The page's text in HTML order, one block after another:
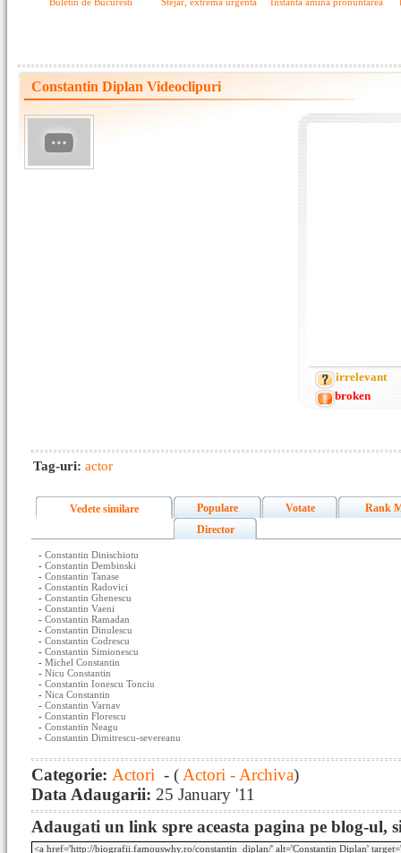
Constantin Diplan Videoclipuri
irrelevant
broken
Tag-uri: actor
Vedete similare Populare Votate
Rank
Director
- Constantin Dinischiotu
- Constantin Dembinski
- Constantin Tanase
- Constantin Radovici
- Constantin Ghenescu
- Constantin Vaeni
- Constantin Ramadan
- Constantin Dinulescu
- Constantin Codrescu
- Constantin Simionescu
- Michel Constantin
- Nicu Constantin
- Constantin Ionescu Tonciu
- Nica Constantin
- Constantin Varnav
- Constantin Florescu
- Constantin Neagu
- Constantin Dimitrescu-severeanu
Categorie: Actori - ( Actori - Archiva)
Data Adaugarii: 25 January '11
Adaugati un link spre aceasta pagina pe blog-ul,